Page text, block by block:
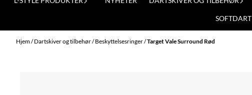
SOFTDART
Hjem/Dartskiver og tilbehør/Beskyttelsesringer/Target Vale Surround Rød